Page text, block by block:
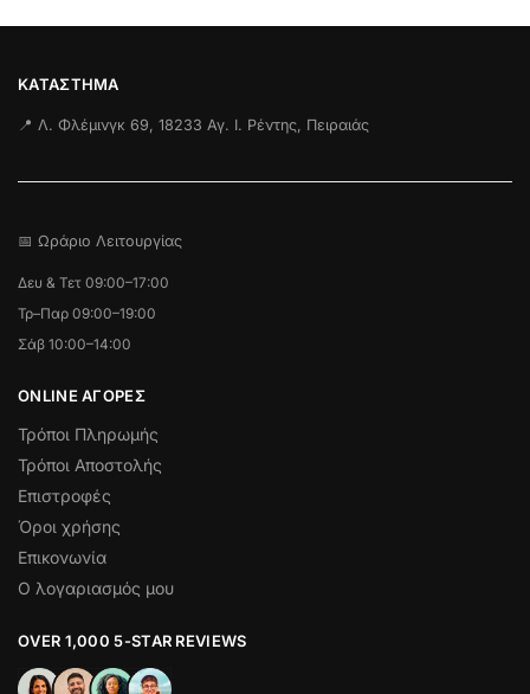
ΚΑΤΆΣΤΗΜΑ
📍 Λ. Φλέμινγκ 69, 18233 Αγ. Ι. Ρέντης, Πειραιάς
📅 Ωράριο Λειτουργίας
Δευ & Τετ 09:00–17:00
Τρ–Παρ 09:00–19:00
Σάβ 10:00–14:00
ONLINE ΑΓΟΡΕΣ
Τρόποι Πληρωμής
Τρόποι Αποστολής
Επιστροφές
Όροι χρήσης
Επικονωνία
Ο λογαριασμός μου
OVER 1,000 5-STAR REVIEWS